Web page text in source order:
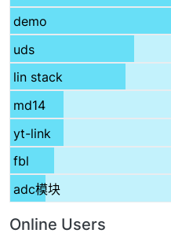
demo
uds
lin stack
md14
yt-link
fbl
adc模块
Online Users